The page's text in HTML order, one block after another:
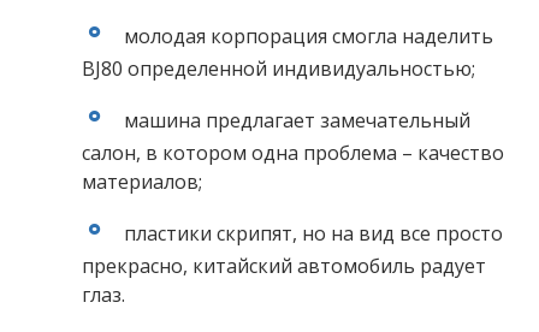
молодая корпорация смогла наделить
BJ80 определенной индивидуальностью;
машина предлагает замечательный
салон, в котором одна проблема – качество
материалов;
пластики скрипят, но на вид все просто
прекрасно, китайский автомобиль радует
глаз.